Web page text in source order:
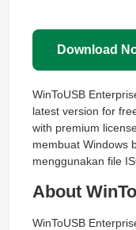
Download
WinToUSB
latest version for
with premium
membuat Windows
menggunakan file
About
WinToUSB